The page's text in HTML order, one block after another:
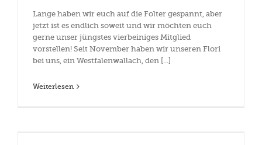
Lange haben wir euch auf die Folter gespannt, aber
jetzt ist es endlich soweit und wir möchten euch
gerne unser jüngstes vierbeiniges Mitglied
vorstellen! Seit November haben wir unseren Flori
bei uns, ein Westfalenwallach, den [...]
Weiterlesen